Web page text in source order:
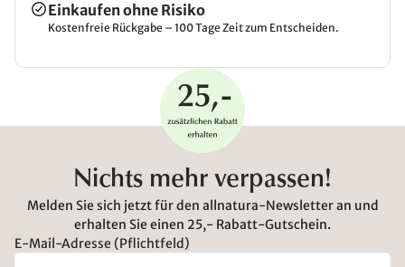
Einkaufen ohne Risiko
Kostenfreie Rückgabe – 100 Tage Zeit zum Entscheiden.
Nichts mehr verpassen!
Melden Sie sich jetzt für den allnatura-Newsletter an und
erhalten Sie einen 25,- Rabatt-Gutschein.
E-Mail-Adresse (Pflichtfeld)